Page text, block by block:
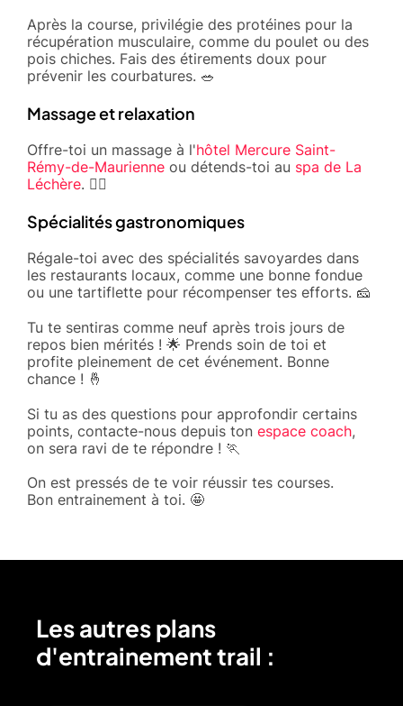
Après la course, privilégie des protéines pour la
récupération musculaire, comme du poulet ou des
pois chiches. Fais des étirements doux pour
prévenir les courbatures. 🥗
Massage et relaxation
Offre-toi un massage à l'hôtel Mercure Saint-
Rémy-de-Maurienne ou détends-toi au spa de La
Léchère. 💆‍♂️
Spécialités gastronomiques
Régale-toi avec des spécialités savoyardes dans
les restaurants locaux, comme une bonne fondue
ou une tartiflette pour récompenser tes efforts. 🧀
Tu te sentiras comme neuf après trois jours de
repos bien mérités ! 🌟 Prends soin de toi et
profite pleinement de cet événement. Bonne
chance ! 🤞
Si tu as des questions pour approfondir certains
points, contacte-nous depuis ton espace coach,
on sera ravi de te répondre ! 🏃
On est pressés de te voir réussir tes courses.
Bon entrainement à toi. 🤩
Les autres plans
d'entrainement trail :